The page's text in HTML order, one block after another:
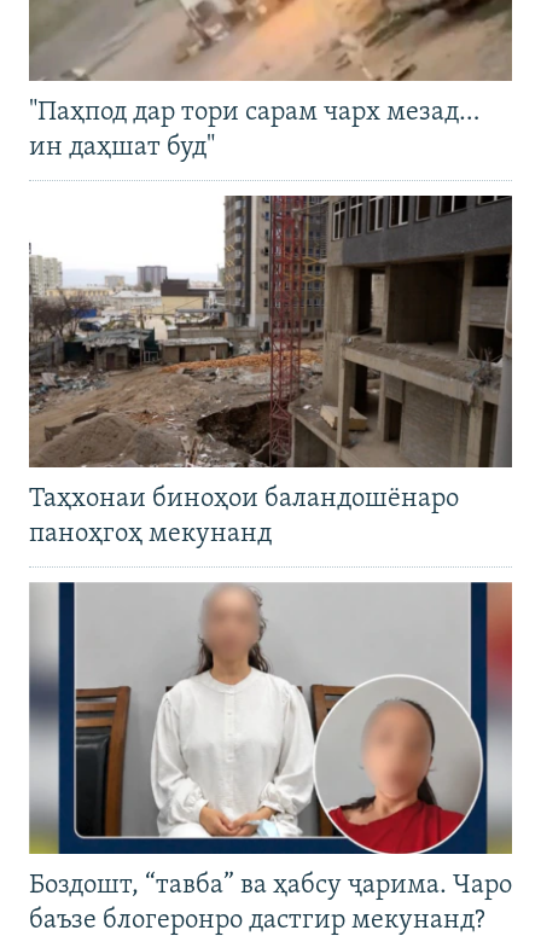
"Паҳпод дар тори сарам чарх мезад…
ин даҳшат буд"
Таҳхонаи биноҳои баландошёнаро
паноҳгоҳ мекунанд
Боздошт, “тавба” ва ҳабсу ҷарима. Чаро
баъзе блогеронро дастгир мекунанд?